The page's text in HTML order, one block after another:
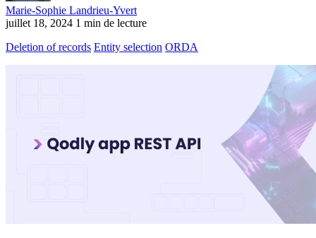
Marie-Sophie Landrieu-Yvert
juillet 18, 2024 1 min de lecture
Deletion of records Entity selection ORDA